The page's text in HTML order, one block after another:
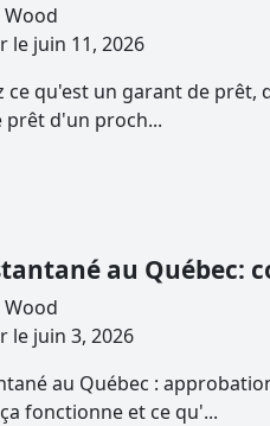
Par Caitlin Wood
Mise à jour le juin 11, 2026
ce qu'est un garant de prêt,
prêt d'un proch...
au Québec:
Par Caitlin Wood
Mise à jour le juin 3, 2026
au Québec :
fonctionne et ce qu'...